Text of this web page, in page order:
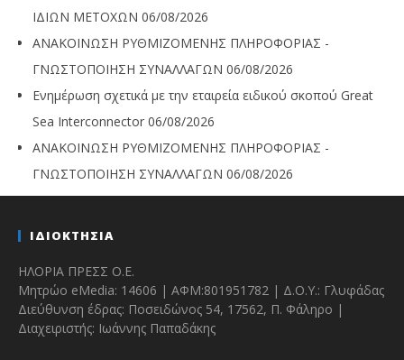
ΙΔΙΩΝ ΜΕΤΟΧΩΝ 06/08/2026
ΑΝΑΚΟΙΝΩΣΗ ΡΥΘΜΙΖΟΜΕΝΗΣ ΠΛΗΡΟΦΟΡΙΑΣ -
ΓΝΩΣΤΟΠΟΙΗΣΗ ΣΥΝΑΛΛΑΓΩΝ 06/08/2026
Ενημέρωση σχετικά με την εταιρεία ειδικού σκοπού Great
Sea Interconnector 06/08/2026
ΑΝΑΚΟΙΝΩΣΗ ΡΥΘΜΙΖΟΜΕΝΗΣ ΠΛΗΡΟΦΟΡΙΑΣ -
ΓΝΩΣΤΟΠΟΙΗΣΗ ΣΥΝΑΛΛΑΓΩΝ 06/08/2026
ΙΔΙΟΚΤΗΣΙΑ
ΗΛΟΡΙΑ ΠΡΕΣΣ Ο.Ε.
Μητρώο eMedia: 14606 | ΑΦΜ:801951782 | Δ.Ο.Υ.: Γλυφάδας
Διεύθυνση έδρας: Ποσειδώνος 54, 17562, Π. Φάληρο |
Διαχειριστής: Ιωάννης Παπαδάκης